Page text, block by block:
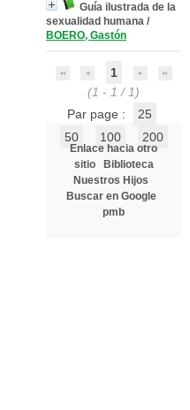
Guía ilustrada de la
sexualidad humana /
BOERO, Gastón
1
(1 - 1 / 1)
Par page :
25
50
100 200
Enlace hacia otro
sitio
Biblioteca
Nuestros Hijos
Buscar en Google
pmb